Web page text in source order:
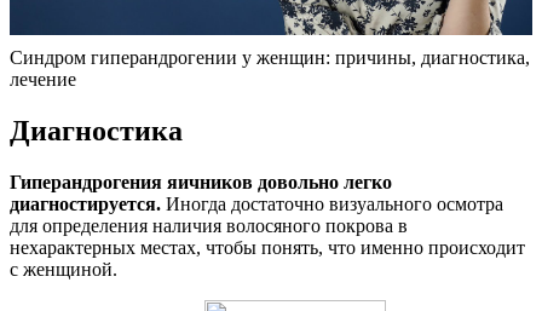
Синдром гиперандрогении у женщин: причины, диагностика,
лечение
Диагностика
Гиперандрогения яичников довольно легко
диагностируется. Иногда достаточно визуального осмотра
для определения наличия волосяного покрова в
нехарактерных местах, чтобы понять, что именно происходит
с женщиной.